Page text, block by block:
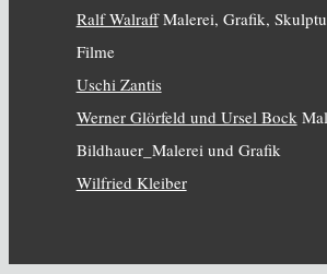
Ralf WalraffMalerei, Grafik,
Filme
Uschi Zantis
Werner Glörfeld und Ursel Bock
Bildhauer_Malerei und Grafik
Wilfried Kleiber